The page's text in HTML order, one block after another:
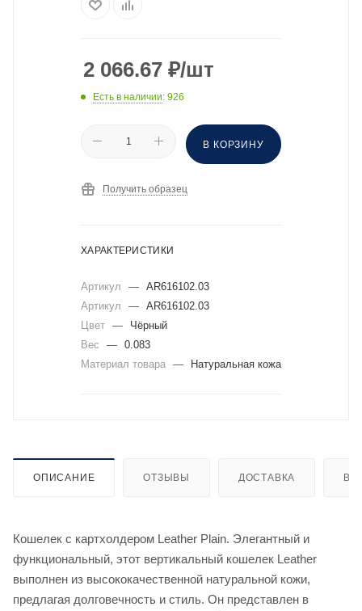
2 066.67 ₽/шт
Есть в наличии: 926
В КОРЗИНУ
Получить образец
ХАРАКТЕРИСТИКИ
Артикул — AR616102.03
Артикул
— AR616102.03
Цвет —
Чёрный
Вес
— 0.083
Материал товара — Натуральная кожа
ОПИСАНИЕ ОТЗЫВЫ ДОСТАВКА
Кошелек с картхолдером Leather Plain. Элегантный и
функциональный, этот вертикальный кошелек Leather
выполнен из высококачественной натуральной кожи,
предлагая долговечность и стиль. Он представлен в